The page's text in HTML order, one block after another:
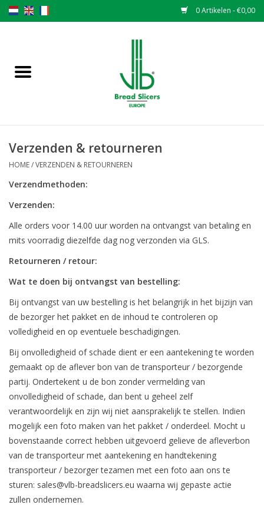
0 Artikelen - €0,00
Originele VLB messen
Messen wisselen
Garantiebepaling
NIEUWS
Bakkerijmachines
Verzenden & retourneren
HOME/VERZENDEN & RETOURNEREN
Verzendmethoden:
Verzenden:
Alle orders voor 14.00 uur worden na ontvangst van betaling en
mits voorradig diezelfde dag nog verzonden via GLS.
Retourneren / retour:
Wat te doen bij ontvangst van bestelling:
Bij ontvangst van uw bestelling is het belangrijk in het bijzijn van
de bezorger het pakket en de inhoud te controleren op
volledigheid en op eventuele beschadigingen.
Bij onvolledigheid of schade dient er een aantekening te worden
gemaakt op de aflever bon van de transporteur / bezorgende
partij. Ondertekent u de bon zonder vermelding van
onvolledigheid of schade, dan bent u geheel zelf
verantwoordelijk en zijn wij niet aansprakelijk te stellen. Indien
mogelijk een foto maken van het pakket / onderdeel. Mocht u
bovenstaande correct hebben uitgevoerd gelieve de afleverbon
van de transporteur met aantekening en handtekening
transporteur / bezorger tezamen met een foto aan ons te
sturen: sales@vlb-breadslicers.eu waarna wij gepaste actie
zullen ondernemen.